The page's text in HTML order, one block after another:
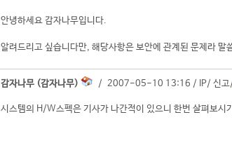
안녕하세요 감자나무입니다.
알려드리고 싶습니다만, 해당사항은 보안에 관계된 문제라 말
감자나무 (감자나무) / 2007-05-10 13:16 / IP/ 신고
시스템의 H/W스펙은 기사가 나간적이 있으니 한번 살펴보시